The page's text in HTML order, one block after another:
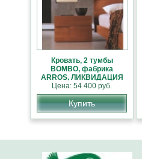
Кровать, 2 тумбы
BOMBO, фабрика
ARROS, ЛИКВИДАЦИЯ
СКЛАД, СКИДКА 40%
Цена: 54 400 руб.
Купить